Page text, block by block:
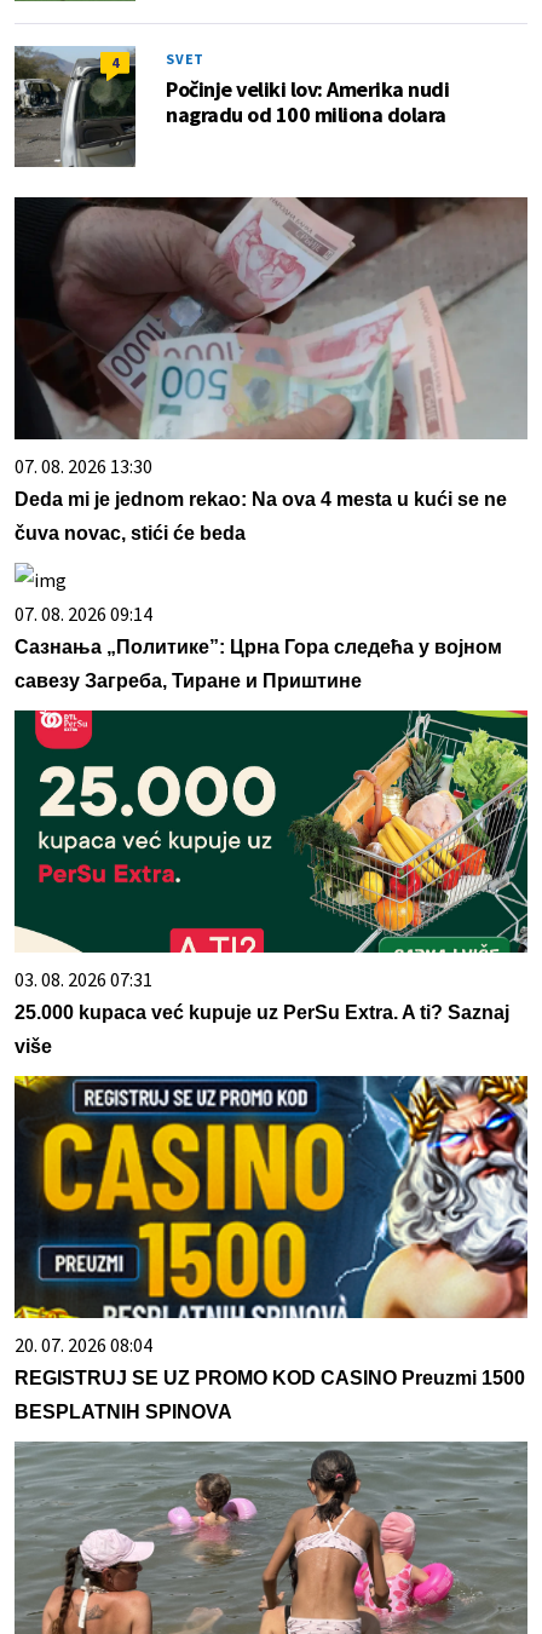
4 SVET
Počinje veliki lov: Amerika nudi
nagradu od 100 miliona dolara
07. 08. 2026 13:30
Deda mi je jednom rekao: Na ova 4 mesta u kući se ne
čuva novac, stići će beda
07. 08. 2026 09:14
Сазнања „Политике”: Црна Гора следећа у војном
савезу Загреба, Тиране и Приштине
03. 08. 2026 07:31
25.000 kupaca već kupuje uz PerSu Extra. A ti? Saznaj
više
20. 07. 2026 08:04
REGISTRUJ SE UZ PROMO KOD CASINO Preuzmi 1500
BESPLATNIH SPINOVA